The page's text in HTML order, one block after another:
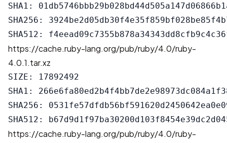
SHA1:
SHA256:
https://cache.ruby-lang.org/pub/ruby/4.0/ruby-
4.0.1.tar.xz
SIZE: 17892492
SHA1:
SHA256:
https://cache.ruby-lang.org/pub/ruby/4.0/ruby-